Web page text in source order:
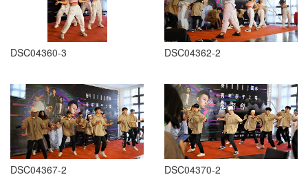
DSC04360-3 DSC04362-2
DSC04367-2 DSC04370-2